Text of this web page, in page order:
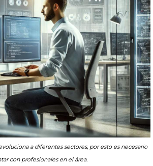
a diferentes sectores, por esto es necesario
con profesionales en el área.